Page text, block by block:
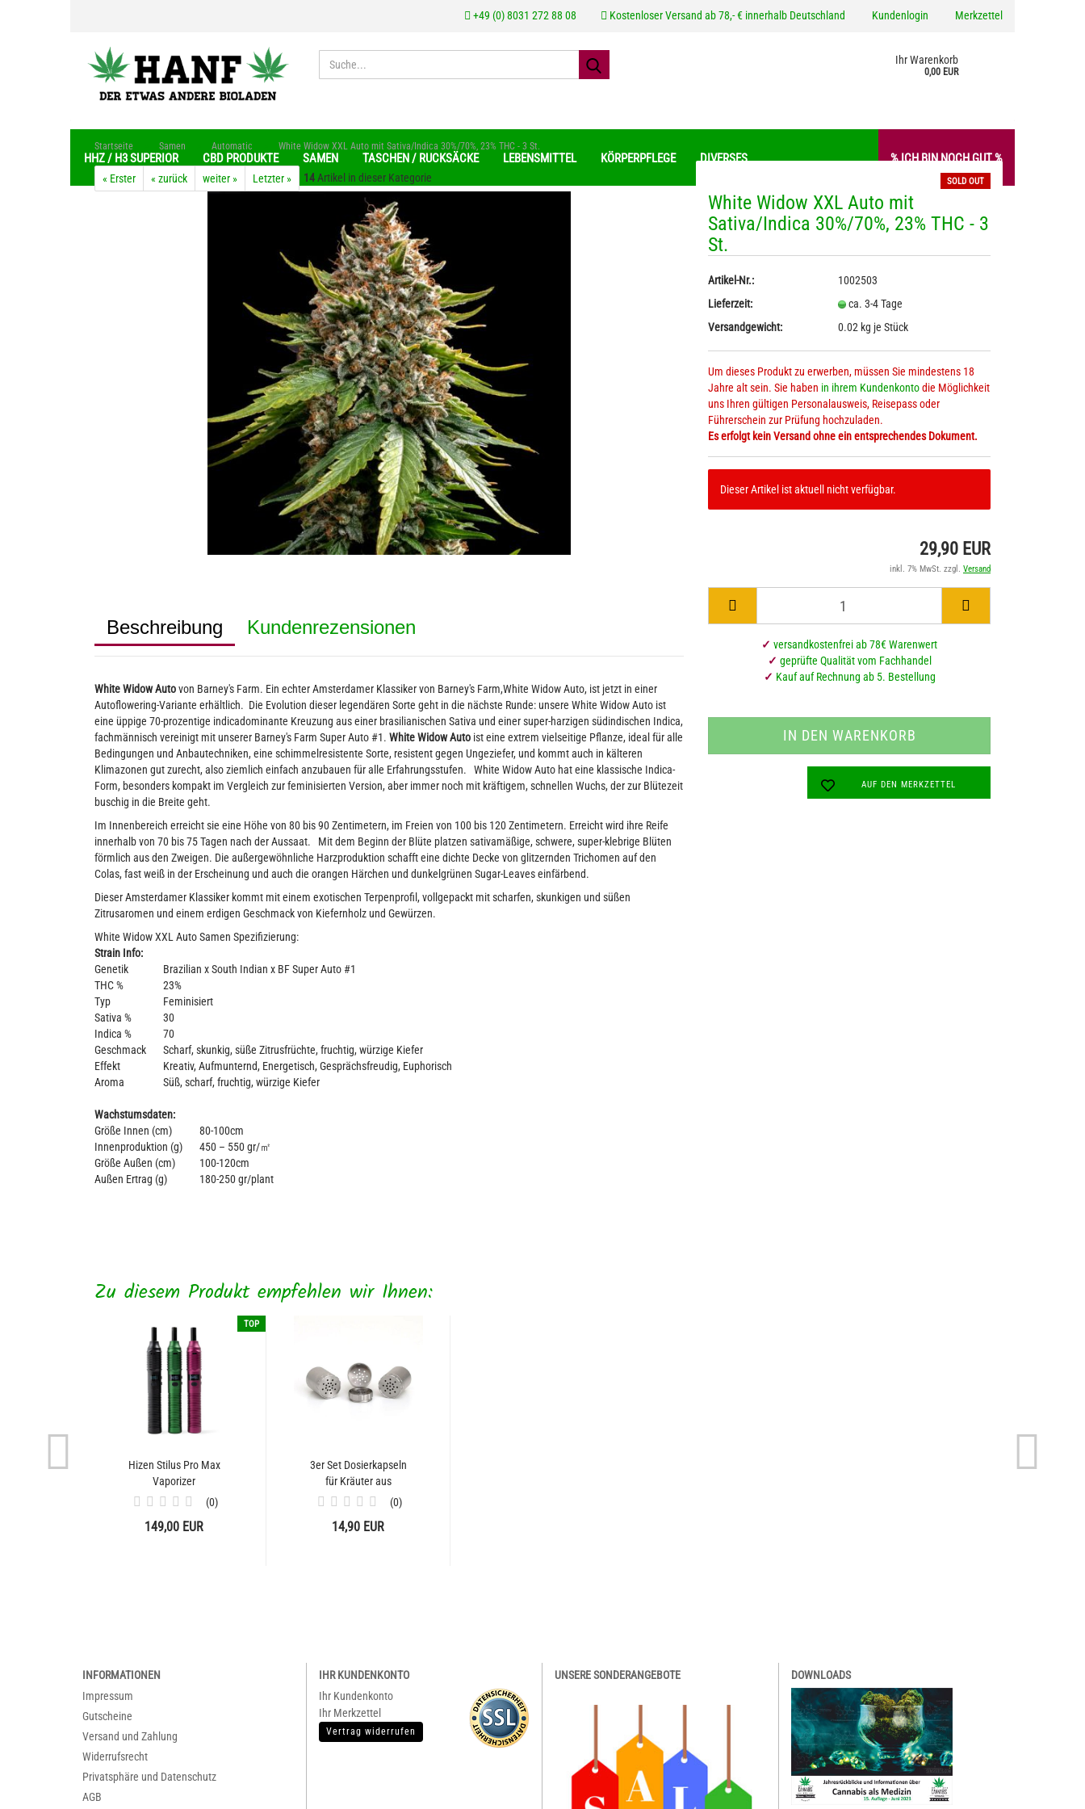
+49 (0) 8031 272 88 08 Kostenloser Versand ab 78,- € innerhalb Deutschland Kundenlogin
Konto erstellen
Merkzettel
Ihr Warenkorb
0,00 EUR
HHZ / H3 SUPERIOR CBD PRODUKTE SAMEN TASCHEN / RUCKSÄCKE LEBENSMITTEL
Hanfkrem / -Aufstriche
Hanf Pesto
Diverses
Gewürze
Hanfmehl / -Proteine
Nudeln mit Hanf
Alkoholfreie Getränke
Bier - Spirituosen mit Hanf
Müsli & Süsses mit Hanf
Chips & Enerieriegel
Hanfkaffee
Hanftee
KÖRPERPFLEGE DIVERSES % ICH BIN NOCH GUT %
Startseite Samen Automatic White Widow XXL Auto mit Sativa/Indica 30%/70%, 23% THC - 3 St.
« Erster « zurück weiter » Letzter » 14Artikel in dieser Kategorie SOLD OUT
White Widow XXL Auto mit
Sativa/Indica 30%/70%, 23% THC - 3
St.
Artikel-Nr.:
1002503
Lieferzeit:
ca. 3-4 Tage
Versandgewicht:
0.02 kg je Stück
Um dieses Produkt zu erwerben, müssen Sie mindestens 18
Jahre alt sein. Sie haben in ihrem Kundenkontodie Möglichkeit
uns Ihren gültigen Personalausweis, Reisepass oder
Führerschein zur Prüfung hochzuladen.
Es erfolgt kein Versand ohne ein entsprechendes Dokument.
Dieser Artikel ist aktuell nicht verfügbar.
29,90 EUR
inkl. 7% MwSt. zzgl. Versand
✓ versandkostenfrei ab 78€ Warenwert
✓ geprüfte Qualität vom Fachhandel
✓ Kauf auf Rechnung ab 5. Bestellung
AUF DEN MERKZETTEL
Beschreibung Kundenrezensionen
White Widow Autovon Barney's Farm. Ein echter Amsterdamer Klassiker von Barney's Farm,White Widow Auto, ist jetzt in einer
Autoflowering-Variante erhältlich. Die Evolution dieser legendären Sorte geht in die nächste Runde: unsere White Widow Auto ist
eine üppige 70-prozentige indicadominante Kreuzung aus einer brasilianischen Sativa und einer super-harzigen südindischen Indica,
fachmännisch vereinigt mit unserer Barney's Farm Super Auto #1. White Widow Auto ist eine extrem vielseitige Pflanze, ideal für alle
Bedingungen und Anbautechniken, eine schimmelresistente Sorte, resistent gegen Ungeziefer, und kommt auch in kälteren
Klimazonen gut zurecht, also ziemlich einfach anzubauen für alle Erfahrungsstufen. White Widow Auto hat eine klassische Indica-
Form, besonders kompakt im Vergleich zur feminisierten Version, aber immer noch mit kräftigem, schnellen Wuchs, der zur Blütezeit
buschig in die Breite geht.
Im Innenbereich erreicht sie eine Höhe von 80 bis 90 Zentimetern, im Freien von 100 bis 120 Zentimetern. Erreicht wird ihre Reife
innerhalb von 70 bis 75 Tagen nach der Aussaat. Mit dem Beginn der Blüte platzen sativamäßige, schwere, super-klebrige Blüten
förmlich aus den Zweigen. Die außergewöhnliche Harzproduktion schafft eine dichte Decke von glitzernden Trichomen auf den
Colas, fast weiß in der Erscheinung und auch die orangen Härchen und dunkelgrünen Sugar-Leaves einfärbend.
Dieser Amsterdamer Klassiker kommt mit einem exotischen Terpenprofil, vollgepackt mit scharfen, skunkigen und süßen
Zitrusaromen und einem erdigen Geschmack von Kiefernholz und Gewürzen.
White Widow XXL Auto Samen Spezifizierung:
Strain Info:
Genetik
Brazilian x South Indian x BF Super Auto #1
THC %
23%
Typ
Feminisiert
Sativa %
30
Indica %
70
Geschmack Scharf, skunkig, süße Zitrusfrüchte, fruchtig, würzige Kiefer
Effekt
Kreativ, Aufmunternd, Energetisch, Gesprächsfreudig, Euphorisch
Aroma
Süß, scharf, fruchtig, würzige Kiefer
Wachstumsdaten:
Größe Innen (cm)
80-100cm
Innenproduktion (g) 450 – 550 gr/㎡
Größe Außen (cm)
100-120cm
Außen Ertrag (g)
180-250 gr/plant
Zu diesem Produkt empfehlen wir Ihnen:
TOP
Hizen Stilus Pro Max
Vaporizer
0
149,00 EUR
3er Set Dosierkapseln
für Kräuter aus
Edelstahl...
0
14,90 EUR
INFORMATIONEN
Impressum
Gutscheine
Versand und Zahlung
Widerrufsrecht
Privatsphäre und Datenschutz
AGB
IHR KUNDENKONTO
Ihr Kundenkonto
Ihr Merkzettel
Vertrag widerrufen
UNSERE SONDERANGEBOTE DOWNLOADS